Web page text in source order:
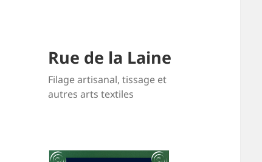
Rue de la Laine
Filage artisanal, tissage et
autres arts textiles